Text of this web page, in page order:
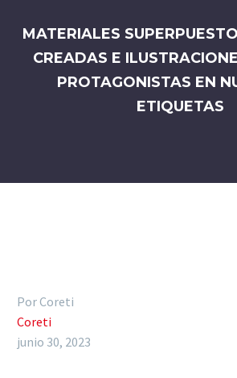
MATERIALES
CREADAS E
PROTAGONISTAS EN
ETIQUETAS
Por Coreti
Coreti
junio 30, 2023